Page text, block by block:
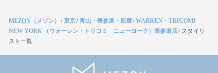
MEZON（メゾン） /東京/青山・表参道・原宿/WARREN・TRICOMI
NEW YORK （ウォーレン・トリコミ ニューヨーク）表参道店/ スタイリ
スト一覧